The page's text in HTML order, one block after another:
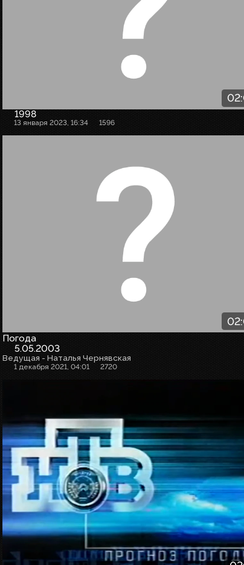
1998
13 января 2023, 16:34 1596
Погода
5.05.2003
Ведущая - Наталья Чернявская
1 декабря 2021, 04:01 2720